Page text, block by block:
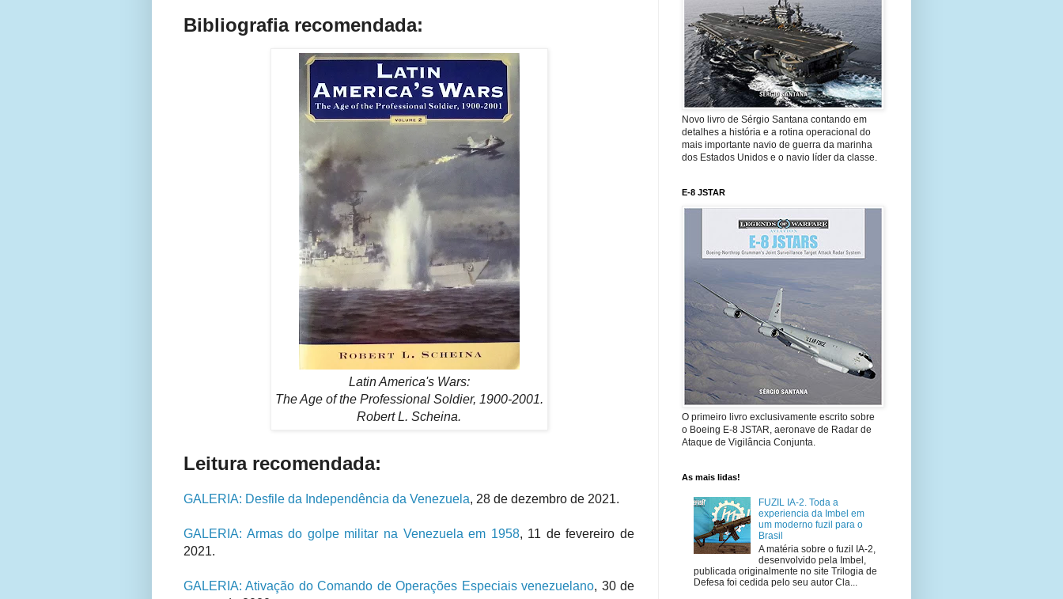
Bibliografia recomendada:
Latin America's Wars:
The Age of the Professional Soldier, 1900-2001.
Robert L. Scheina.
Leitura recomendada:
GALERIA: Desfile da Independência da Venezuela, 28 de dezembro de 2021.
GALERIA: Armas do golpe militar na Venezuela em 1958, 11 de fevereiro de
2021.
GALERIA: Ativação do Comando de Operações Especiais venezuelano, 30 de
Novo livro de Sérgio Santana contando em
detalhes a história e a rotina operacional do
mais importante navio de guerra da marinha
dos Estados Unidos e o navio líder da classe.
E-8 JSTAR
O primeiro livro exclusivamente escrito sobre
o Boeing E-8 JSTAR, aeronave de Radar de
Ataque de Vigilância Conjunta.
As mais lidas!
FUZIL IA-2. Toda a
experiencia da Imbel em
um moderno fuzil para o
Brasil
A matéria sobre o fuzil IA-2,
desenvolvido pela Imbel,
publicada originalmente no site Trilogia de
Defesa foi cedida pelo seu autor Cla...